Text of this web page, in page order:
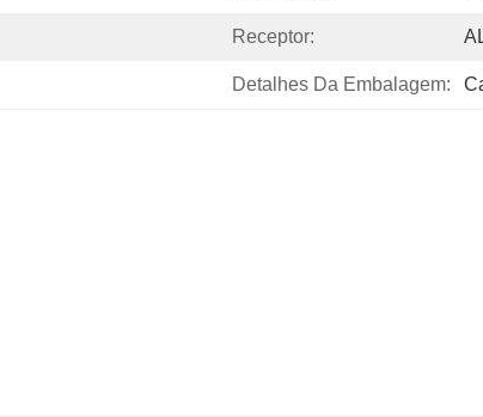
Receptor:
Detalhes Da Embalagem: